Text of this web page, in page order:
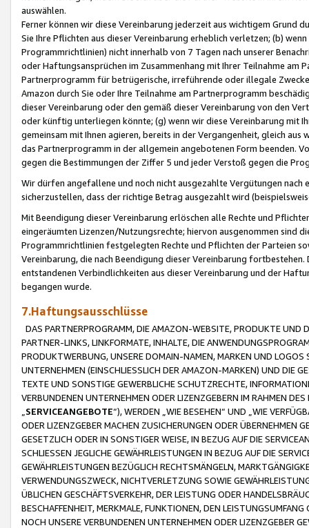
auswählen.
Ferner können wir diese Vereinbarung jederzeit aus wichtigem Grund
Sie Ihre Pflichten aus dieser Vereinbarung erheblich verletzen; (b)
Programmrichtlinien) nicht innerhalb von 7 Tagen nach unserer
oder Haftungsansprüchen im Zusammenhang mit Ihrer Teilnahme am
Partnerprogramm für betrügerische, irreführende oder illegale
Amazon durch Sie oder Ihre Teilnahme am Partnerprogramm
dieser Vereinbarung oder den gemäß dieser Vereinbarung von den
oder künftig unterliegen könnte; (g) wenn wir diese Vereinbarung mit
gemeinsam mit Ihnen agieren, bereits in der Vergangenheit, gleich
das Partnerprogramm in der allgemein angebotenen Form beenden.
gegen die Bestimmungen der Ziffer 5 und jeder Verstoß gegen die
Wir dürfen angefallene und noch nicht ausgezahlte Vergütungen
sicherzustellen, dass der richtige Betrag ausgezahlt wird
Mit Beendigung dieser Vereinbarung erlöschen alle Rechte und
eingeräumten Lizenzen/Nutzungsrechte; hiervon ausgenommen sind
Programmrichtlinien festgelegten Rechte und Pflichten der Parteien
Vereinbarung, die nach Beendigung dieser Vereinbarung
entstandenen Verbindlichkeiten aus dieser Vereinbarung und der
begangen wurde.
7.Haftungsausschlüsse
DAS PARTNERPROGRAMM, DIE AMAZON-WEBSITE, PRODUKTE UND
PARTNER-LINKS, LINKFORMATE, INHALTE, DIE
PRODUKTWERBUNG, UNSERE DOMAIN-NAMEN, MARKEN UND
UNTERNEHMEN (EINSCHLIESSLICH DER AMAZON-MARKEN) UND DIE
TEXTE UND SONSTIGE GEWERBLICHE SCHUTZRECHTE,
VERBUNDENEN UNTERNEHMEN ODER LIZENZGEBERN IM RAHMEN
SERVICEANGEBOTE“), WERDEN „WIE BESEHEN“ UND „WIE
ODER LIZENZGEBER MACHEN ZUSICHERUNGEN ODER ÜBERNEHMEN
GESETZLICH ODER IN SONSTIGER WEISE, IN BEZUG AUF DIE
SCHLIESSEN JEGLICHE GEWÄHRLEISTUNGEN IN BEZUG AUF DIE
GEWÄHRLEISTUNGEN BEZÜGLICH RECHTSMÄNGELN,
VERWENDUNGSZWECK, NICHTVERLETZUNG SOWIE
ÜBLICHEN GESCHÄFTSVERKEHR, DER LEISTUNG ODER
BESCHAFFENHEIT, MERKMALE, FUNKTIONEN, DEN
NOCH UNSERE VERBUNDENEN UNTERNEHMEN ODER LIZENZGEBER